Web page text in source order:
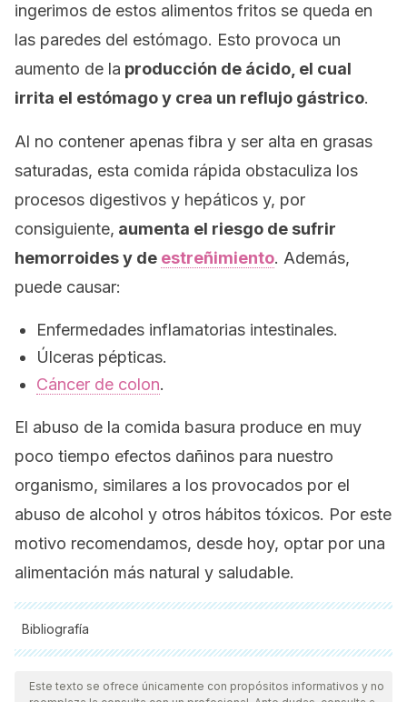
ingerimos de estos alimentos fritos se queda en
las paredes del estómago. Esto provoca un
aumento de la producción de ácido, el cual
irrita el estómago y crea un reflujo gástrico.
Al no contener apenas fibra y ser alta en grasas
saturadas, esta comida rápida obstaculiza los
procesos digestivos y hepáticos y, por
consiguiente, aumenta el riesgo de sufrir
hemorroides y de estreñimiento. Además,
puede causar:
Enfermedades inflamatorias intestinales.
Úlceras pépticas.
Cáncer de colon.
El abuso de la comida basura produce en muy
poco tiempo efectos dañinos para nuestro
organismo, similares a los provocados por el
abuso de alcohol y otros hábitos tóxicos. Por este
motivo recomendamos, desde hoy, optar por una
alimentación más natural y saludable.
Bibliografía
Todas las fuentes citadas fueron revisadas a profundidad por
nuestro equipo, para asegurar su calidad, confiabilidad,
Este texto se ofrece únicamente con propósitos informativos y no